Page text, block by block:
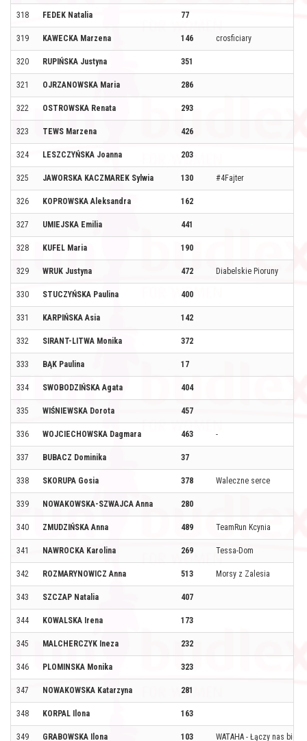
318 FEDEK Natalia 77
319 KAWECKA Marzena 146 crosficiary
320 RUPIŃSKA Justyna 351
321 OJRZANOWSKA Maria 286
322 OSTROWSKA Renata 293
323 TEWS Marzena 426
324 LESZCZYŃSKA Joanna 203
325 JAWORSKA KACZMAREK Sylwia 130 #4Fajter
326 KOPROWSKA Aleksandra 162
327 UMIEJSKA Emilia 441
328 KUFEL Maria 190
329 WRUK Justyna 472 Diabelskie Pioruny
330 STUCZYŃSKA Paulina 400
331 KARPIŃSKA Asia 142
332 SIRANT-LITWA Monika 372
333 BĄK Paulina 17
334 SWOBODZIŃSKA Agata 404
335 WIŚNIEWSKA Dorota 457
336 WOJCIECHOWSKA Dagmara 463 -
337 BUBACZ Dominika 37
338 SKORUPA Gosia 378 Waleczne serce
339 NOWAKOWSKA-SZWAJCA Anna 280
340 ZMUDZIŃSKA Anna 489 TeamRun Kcynia
341 NAWROCKA Karolina 269 Tessa-Dom
342 ROZMARYNOWICZ Anna 513 Morsy z Zalesia
343 SZCZAP Natalia 407
344 KOWALSKA Irena 173
345 MALCHERCZYK Ineza 232
346 PLOMINSKA Monika 323
347 NOWAKOWSKA Katarzyna 281
348 KORPAL Ilona 163
349 GRABOWSKA Ilona 103 WATAHA - Łączy nas